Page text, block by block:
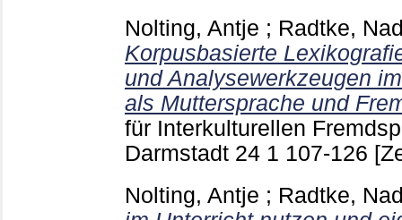
Nolting, Antje ; Radtke,
Korpusbasierte
und Analysewerkzeugen
als Muttersprache und
für Interkulturellen
Darmstadt 24 1 107-126
Nolting, Antje ; Radtke,